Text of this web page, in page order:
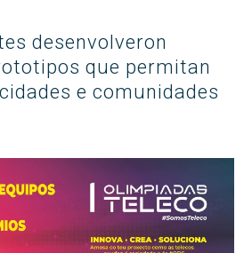
desenvolveron
que permitan
e comunidades